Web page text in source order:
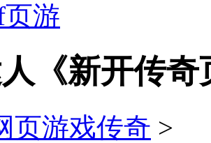
游
《新开传
页游戏传奇 >